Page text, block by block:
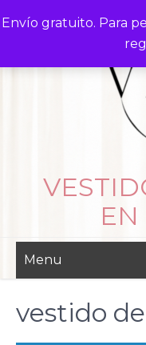
Envío gratuito. Para
to
Menu
vestido